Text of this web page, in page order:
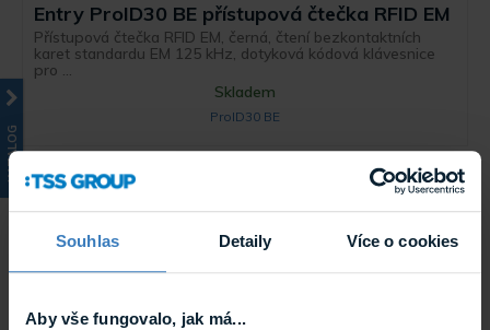
Souhlas Detaily Více o cookies
Aby vše fungovalo, jak má...
KATALOG
Entry ProID30 BE přístupová čtečka RFID EM
Přístupová čtečka RFID EM, černá, čtení bezkontaktních
karet standardu EM 125 kHz, dotyková kódová klávesnice
pro ...
Skladem
ProID30 BE
Výprodej